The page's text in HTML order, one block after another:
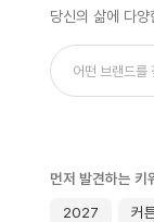
당신의 삶에 다양
먼저 발견하는 키
2027
커